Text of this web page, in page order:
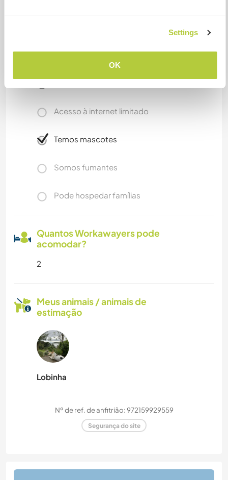
Settings
OK
Public transportation is available but is scarce.
Mais alguns detalhes
Acesso à internet limitado
Temos mascotes
Somos fumantes
Pode hospedar famílias
Quantos Workawayers pode
acomodar?
2
Meus animais / animais de
estimação
Lobinha
Nº de ref. de anfitrião: 972159929559
Segurança do site